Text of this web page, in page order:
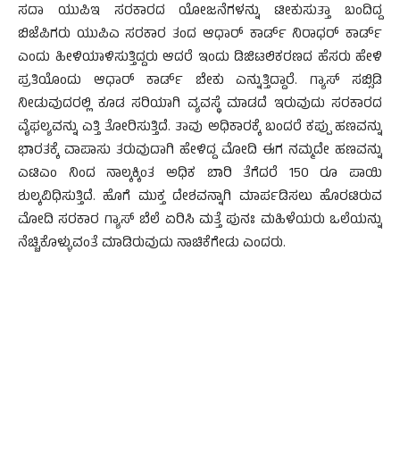
ಸದಾ ಯುಪಿಇ ಸರಕಾರದ ಯೋಜನೆಗಳನ್ನು ಟೀಕುಸುತ್ತಾ ಬಂದಿದ್ದ
ಬಿಜೆಪಿಗರು ಯುಪಿಎ ಸರಕಾರ ತಂದ ಆಧಾರ್ ಕಾರ್ಡ್ ನಿರಾಧರ್ ಕಾರ್ಡ್
ಎಂದು ಹೀಳಿಯಾಳಿಸುತ್ತಿದ್ದರು ಆದರೆ ಇಂದು ಡಿಜಿಟಲಿಕರಣದ ಹೆಸರು ಹೇಳಿ
ಪ್ರತಿಯೊಂದು ಆಧಾರ್ ಕಾರ್ಡ್ ಬೇಕು ಎನ್ನುತ್ತಿದ್ದಾರೆ. ಗ್ಯಾಸ್ ಸಬ್ಸಿಡಿ
ನೀಡುವುದರಲ್ಲಿ ಕೂಡ ಸರಿಯಾಗಿ ವ್ಯವಸ್ಥೆ ಮಾಡದೆ ಇರುವುದು ಸರಕಾರದ
ವೈಫಲ್ಯವನ್ನು ಎತ್ತಿ ತೋರಿಸುತ್ತಿದೆ. ತಾವು ಅಧಿಕಾರಕ್ಕೆ ಬಂದರೆ ಕಪ್ಪು ಹಣವನ್ನು
ಭಾರತಕ್ಕೆ ವಾಪಾಸು ತರುವುದಾಗಿ ಹೇಳಿದ್ದ ಮೋದಿ ಈಗ ನಮ್ಮದೇ ಹಣವನ್ನು
ಎಟಿಎಂ ನಿಂದ ನಾಲ್ಕಕ್ಕಿಂತ ಅಧಿಕ ಬಾರಿ ತೆಗೆದರೆ 150 ರೂ ಪಾಯಿ
ಶುಲ್ಕವಿಧಿಸುತ್ತಿದೆ. ಹೊಗೆ ಮುಕ್ತ ದೇಶವನ್ನಾಗಿ ಮಾರ್ಪಡಿಸಲು ಹೊರಟಿರುವ
ಮೋದಿ ಸರಕಾರ ಗ್ಯಾಸ್ ಬೆಲೆ ಏರಿಸಿ ಮತ್ತೆ ಪುನಃ ಮಹಿಳೆಯರು ಒಲೆಯನ್ನು
ನೆಚ್ಚಿಕೊಳ್ಳುವಂತೆ ಮಾಡಿರುವುದು ನಾಚಿಕೆಗೇಡು ಎಂದರು.